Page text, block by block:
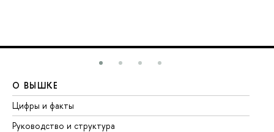
О ВЫШКЕ
Цифры и факты
Руководство и структура